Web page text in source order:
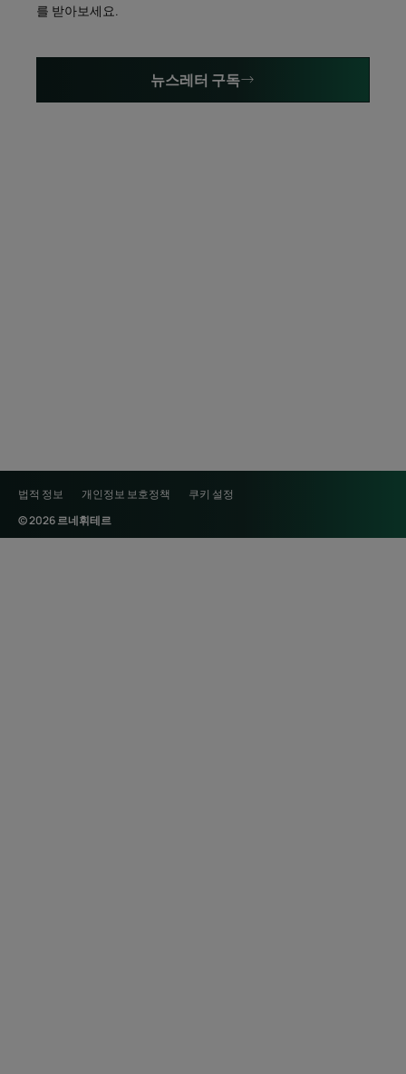
를 받아보세요.
뉴스레터 구독
법적 정보 개인정보 보호정책
쿠키 설정
© 2026 르네휘테르